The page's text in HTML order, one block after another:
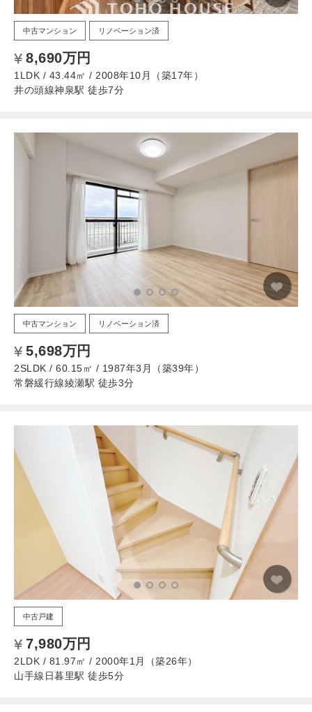
中古マンション リノベーション済
8,690万円
1LDK / 43.44㎡ / 2008年10月（築17年）
井の頭線神泉駅 徒歩7分
中古マンション リノベーション済
5,698万円
2SLDK / 60.15㎡ / 1987年3月（築39年）
常磐緩行線綾瀬駅 徒歩3分
中古戸建
7,980万円
2LDK / 81.97㎡ / 2000年1月（築26年）
山手線日暮里駅 徒歩5分